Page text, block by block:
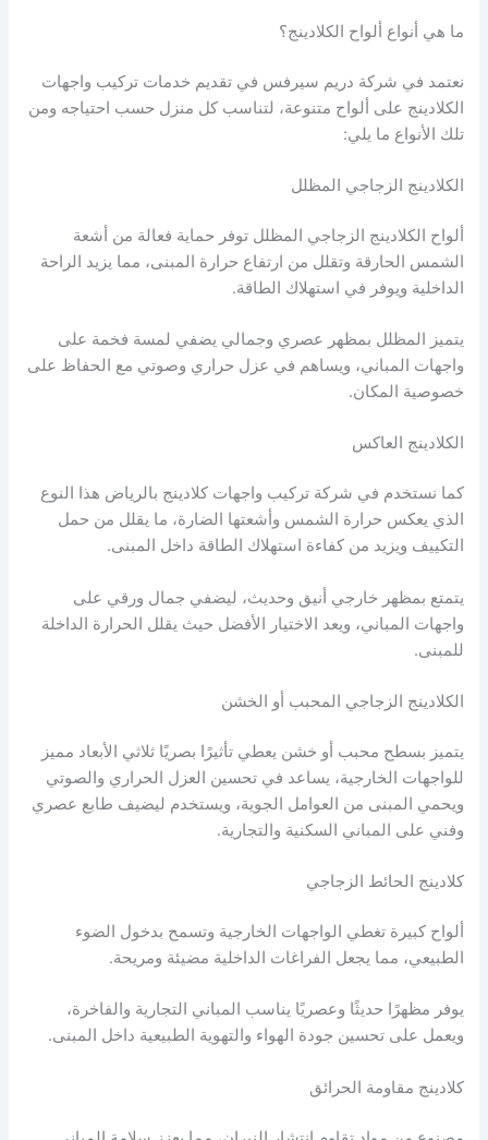
ما هي أنواع ألواح الكلادينج؟
نعتمد في شركة دريم سيرفس في تقديم خدمات تركيب واجهات
الكلادينج على ألواح متنوعة، لتناسب كل منزل حسب احتياجه ومن
تلك الأنواع ما يلي:
الكلادينج الزجاجي المظلل
ألواح الكلادينج الزجاجي المظلل توفر حماية فعالة من أشعة
الشمس الحارقة وتقلل من ارتفاع حرارة المبنى، مما يزيد الراحة
الداخلية ويوفر في استهلاك الطاقة.
يتميز المظلل بمظهر عصري وجمالي يضفي لمسة فخمة على
واجهات المباني، ويساهم في عزل حراري وصوتي مع الحفاظ على
خصوصية المكان.
الكلادينج العاكس
كما نستخدم في شركة تركيب واجهات كلادينج بالرياض هذا النوع
الذي يعكس حرارة الشمس وأشعتها الضارة، ما يقلل من حمل
التكييف ويزيد من كفاءة استهلاك الطاقة داخل المبنى.
يتمتع بمظهر خارجي أنيق وحديث، ليضفي جمال ورقي على
واجهات المباني، ويعد الاختيار الأفضل حيث يقلل الحرارة الداخلة
للمبنى.
الكلادينج الزجاجي المحبب أو الخشن
يتميز بسطح محبب أو خشن يعطي تأثيرًا بصريًا ثلاثي الأبعاد مميز
للواجهات الخارجية، يساعد في تحسين العزل الحراري والصوتي
ويحمي المبنى من العوامل الجوية، ويستخدم ليضيف طابع عصري
وفني على المباني السكنية والتجارية.
كلادينج الحائط الزجاجي
ألواح كبيرة تغطي الواجهات الخارجية وتسمح بدخول الضوء
الطبيعي، مما يجعل الفراغات الداخلية مضيئة ومريحة.
يوفر مظهرًا حديثًا وعصريًا يناسب المباني التجارية والفاخرة،
ويعمل على تحسين جودة الهواء والتهوية الطبيعية داخل المبنى.
كلادينج مقاومة الحرائق